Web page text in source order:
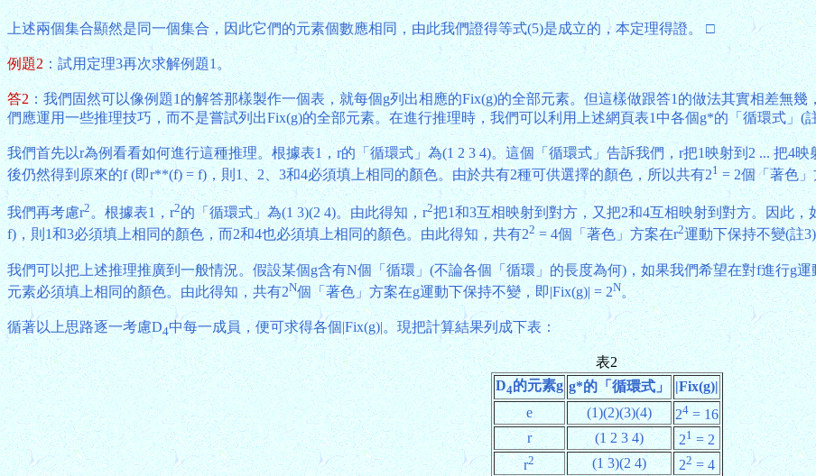
上述兩個集合顯然是同一個集合，因此它們的元素個數應相同，由此我們證得等式(5)是成立的，本定理得證。 □
例題2：試用定理3再次求解例題1。
答2：我們固然可以像例題1的解答那樣製作一個表，就每個g列出相應的Fix(g)的全部元素。但這樣做跟答1的做法其實相差無
們應運用一些推理技巧，而不是嘗試列出Fix(g)的全部元素。在進行推理時，我們可以利用上述網頁表1中各個g*的「循環式」(
我們首先以r為例看看如何進行這種推理。根據表1，r的「循環式」為(1 2 3 4)。這個「循環式」告訴我們，r把1映射到2 ... 把4
後仍然得到原來的f (即r**(f) = f)，則1、2、3和4必須填上相同的顏色。由於共有2種可供選擇的顏色，所以共有21= 2個「著色」
我們再考慮r2。根據表1，r2的「循環式」為(1 3)(2 4)。由此得知，r2把1和3互相映射到對方，又把2和4互相映射到對方。因此，
f)，則1和3必須填上相同的顏色，而2和4也必須填上相同的顏色。由此得知，共有22= 4個「著色」方案在r2運動下保持不變(註
我們可以把上述推理推廣到一般情況。假設某個g含有N個「循環」(不論各個「循環」的長度為何)，如果我們希望在對f進行g
元素必須填上相同的顏色。由此得知，共有2N個「著色」方案在g運動下保持不變，即|Fix(g)| = 2N。
循著以上思路逐一考慮D4中每一成員，便可求得各個|Fix(g)|。現把計算結果列成下表：
表2
D4的元素g g*的「循環式」 |Fix(g)|
e
(1)(2)(3)(4) 24= 16
r
(1 2 3 4) 21= 2
r2 (1 3)(2 4) 22= 4